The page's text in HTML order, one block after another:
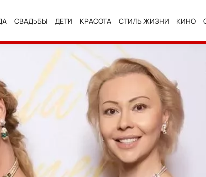
СВАДЬБЫ ДЕТИ КРАСОТА СТИЛЬ ЖИЗНИ КИНО